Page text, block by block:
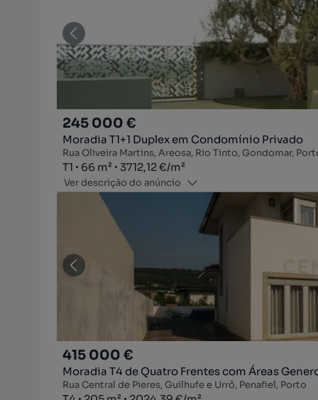
245 000 €
Moradia T1+1 Duplex em Condomínio Privado
Rua Oliveira Martins, Areosa, Rio Tinto, Gondomar,
Tipologia
T1
Zona66 m²
Preço por metro quadrado
3712,12 €/m²
Ver descrição do anúncio
415 000 €
Moradia T4 de Quatro Frentes com Áreas
Rua Central de Pieres, Guilhufe e Urrô, Penafiel, Porto